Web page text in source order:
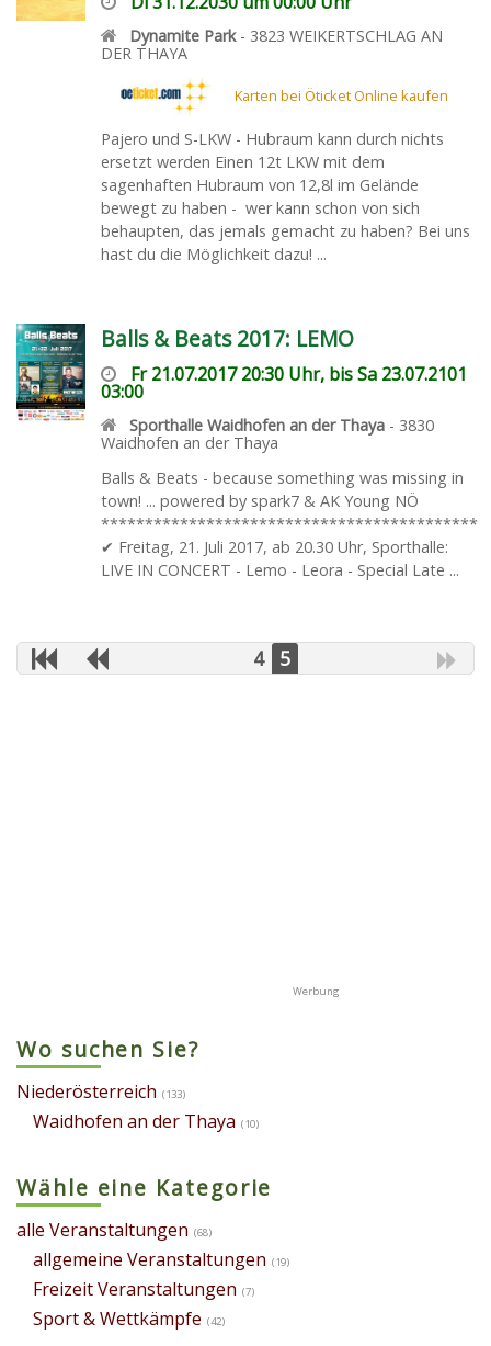
Dynamite Park- 3823 WEIKERTSCHLAG AN
DER THAYA
Karten bei Öticket Online kaufen
Pajero und S-LKW - Hubraum kann durch nichts
ersetzt werden Einen 12t LKW mit dem
sagenhaften Hubraum von 12,8l im Gelände
bewegt zu haben - wer kann schon von sich
behaupten, das jemals gemacht zu haben? Bei uns
hast du die Möglichkeit dazu! ...
Balls & Beats 2017: LEMO
Fr 21.07.2017 20:30 Uhr, bis Sa 23.07.2101
03:00
Sporthalle Waidhofen an der Thaya - 3830
Waidhofen an der Thaya
Balls & Beats - because something was missing in
town! ... powered by spark7 & AK Young NÖ
*******************************************
✔ Freitag, 21. Juli 2017, ab 20.30 Uhr, Sporthalle:
LIVE IN CONCERT - Lemo - Leora - Special Late ...
4 5
Wo suchen Sie?
Niederösterreich (133)
Waidhofen an der Thaya (10)
Wähle eine Kategorie
alle Veranstaltungen (68)
allgemeine Veranstaltungen (19)
Freizeit Veranstaltungen (7)
Sport & Wettkämpfe (42)